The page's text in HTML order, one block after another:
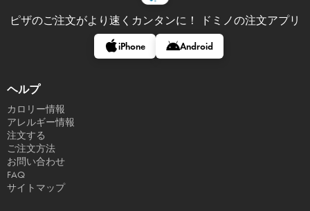
ピザのご注文がより速くカンタンに！ ドミノの注文アプリ
iPhone Android
ヘルプ
カロリー情報
アレルギー情報
注文する
ご注文方法
お問い合わせ
FAQ
サイトマップ